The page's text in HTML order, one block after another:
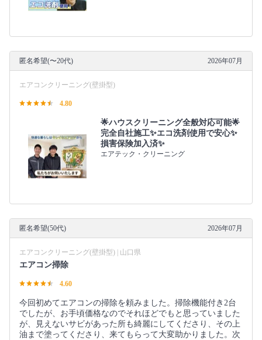
匿名希望(〜20代) 2026年07月
エアコンクリーニング(壁掛型)
4.80
🌟ハウスクリーニング全般対応可能🌟
完全自社施工✨エコ洗剤使用で安心✨
損害保険加入済✨
エアテック・クリーニング
匿名希望(50代) 2026年07月
エアコンクリーニング(壁掛型) | 山口県
エアコン掃除
4.60
今回初めてエアコンの掃除を頼みました。掃除機能付き2台
でしたが、お手頃価格なのでそれほどでもと思っていました
が、見えないサビがあった所も綺麗にしてくださり、その上
油まで塗ってくださり、来てもらって大変助かりました。次